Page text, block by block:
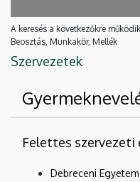
A keresés a következőkre
Beosztás, Munkakör, Mellék
Szervezetek
Felettes szervezeti
Debreceni Egyetem